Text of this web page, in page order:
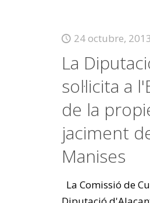
24 octubre, 2013
La
sol·licita a
de la
jaciment
Manises
La Comissió de